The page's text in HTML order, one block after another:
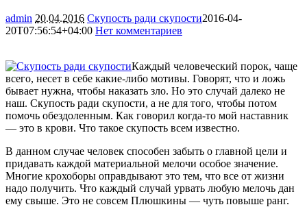
admin 20.04.2016 Скупость ради скупости2016-04-
20T07:56:54+04:00 Нет комментариев
Каждый человеческий порок, чаще
всего, несет в себе какие-либо мотивы. Говорят, что и ложь
бывает нужна, чтобы наказать зло. Но это случай далеко не
наш. Скупость ради скупости, а не для того, чтобы потом
помочь обездоленным. Как говорил когда-то мой наставник
— это в крови. Что такое скупость всем известно.
В данном случае человек способен забыть о главной цели и
придавать каждой материальной мелочи особое значение.
Многие крохоборы оправдывают это тем, что все от жизни
надо получить. Что каждый случай урвать любую мелочь дан
ему свыше. Это не совсем Плюшкины — чуть повыше ранг.